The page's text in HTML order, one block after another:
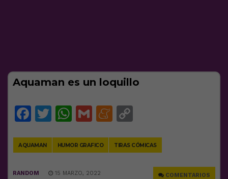
Aquaman es un loquillo
Facebook
Twitter
WhatsApp
GmailMeneame
AQUAMAN HUMOR GRAFICO TIRAS CÓMICAS
COMENTARIOS
RANDOM 15 MARZO, 2022